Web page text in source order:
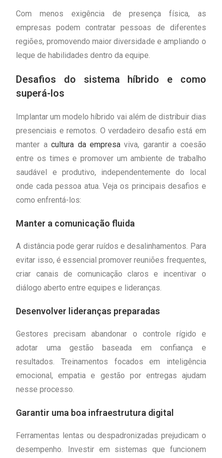
Com menos exigência de presença física, as
empresas podem contratar pessoas de diferentes
regiões, promovendo maior diversidade e ampliando o
leque de habilidades dentro da equipe.
Desafios do sistema híbrido e como
superá-los
Implantar um modelo híbrido vai além de distribuir dias
presenciais e remotos. O verdadeiro desafio está em
manter acultura da empresa viva, garantir a coesão
entre os times e promover um ambiente de trabalho
saudável e produtivo, independentemente do local
onde cada pessoa atua. Veja os principais desafios e
como enfrentá-los:
Manter a comunicação fluida
A distância pode gerar ruídos e desalinhamentos. Para
evitar isso, é essencial promover reuniões frequentes,
criar canais de comunicação claros e incentivar o
diálogo aberto entre equipes e lideranças.
Desenvolver lideranças preparadas
Gestores precisam abandonar o controle rígido e
adotar uma gestão baseada em confiança e
resultados. Treinamentos focados em inteligência
emocional, empatia e gestão por entregas ajudam
nesse processo.
Garantir uma boa infraestrutura digital
Ferramentas lentas ou despadronizadas prejudicam o
desempenho. Investir em sistemas que funcionem